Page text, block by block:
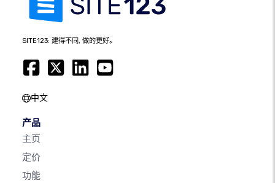
SITE123: 建得不同, 做的更好。
中文
产品
主页
定价
功能